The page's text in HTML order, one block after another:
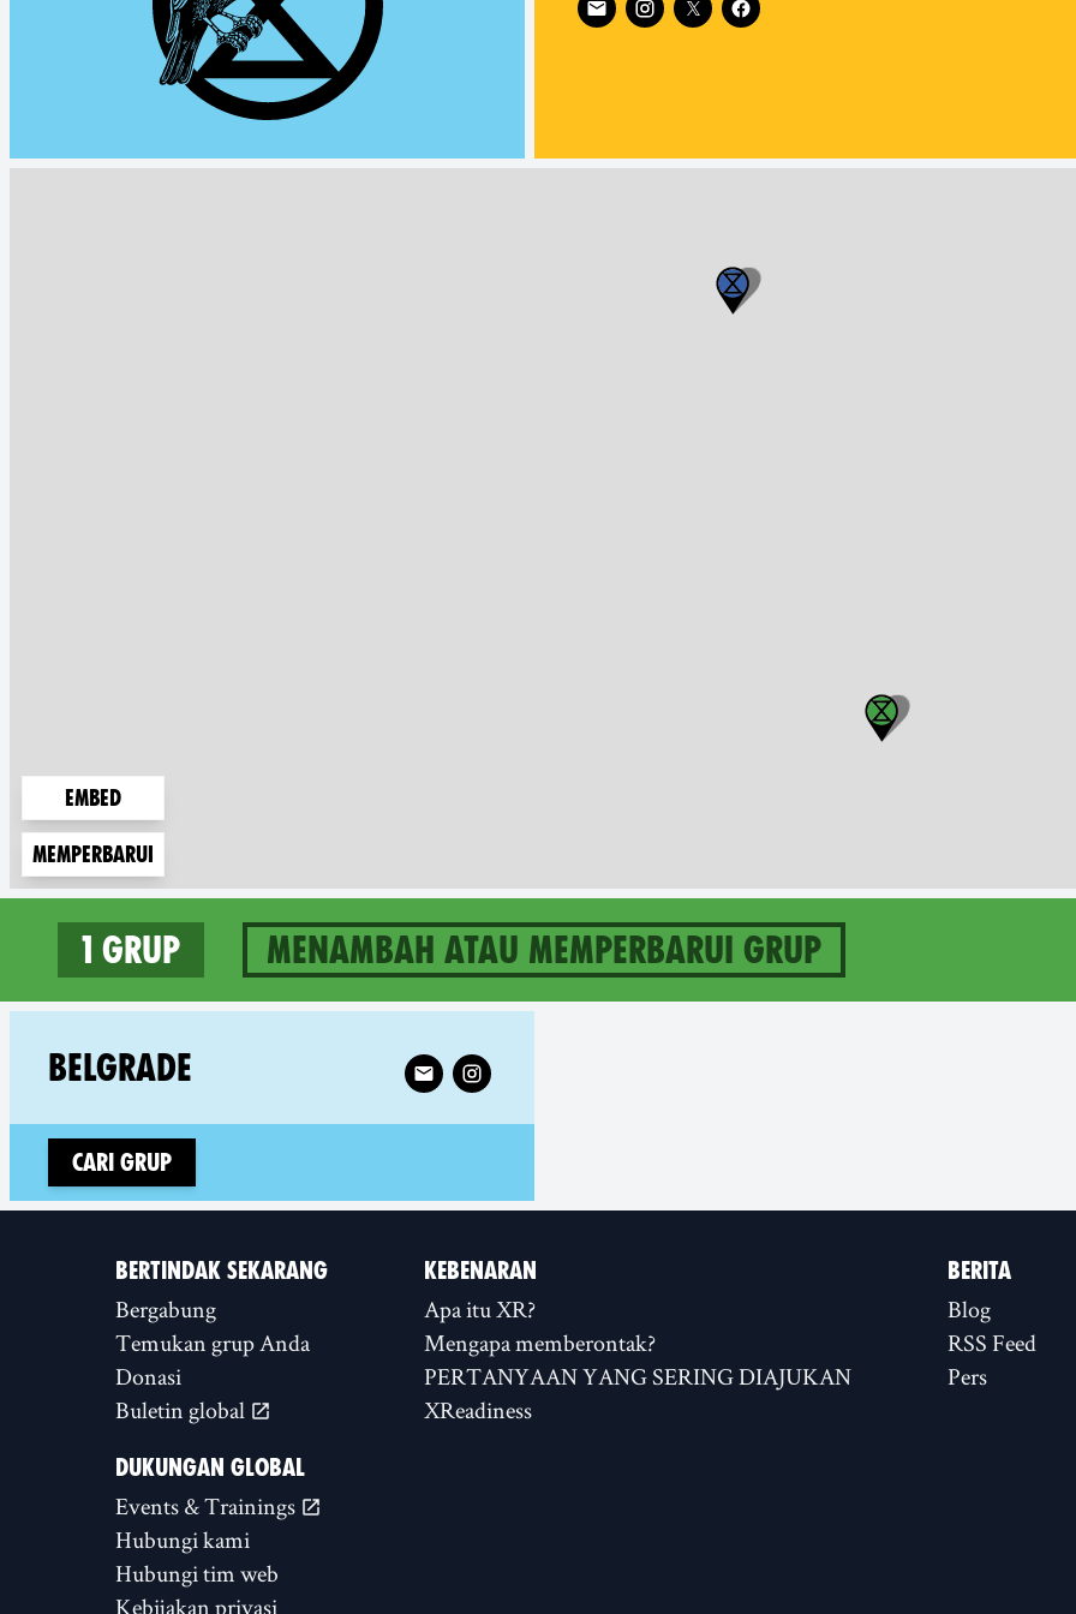
Embed
Memperbarui
1 grup Menambah atau memperbarui grup
1 groups in Serbia
BELGRADE Follow XR Belgrade on
Cari grup
BERTINDAK SEKARANG
Bergabung
Temukan grup Anda
Donasi
Buletin global
KEBENARAN
Apa itu XR?
Mengapa memberontak?
PERTANYAAN YANG SERING DIAJUKAN
XReadiness
BERITA
Blog
RSS Feed
Pers
DUKUNGAN GLOBAL
Events & Trainings
Hubungi kami
Hubungi tim web
Kebijakan privasi